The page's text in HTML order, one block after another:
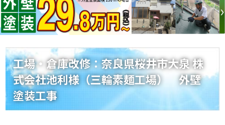
料金一覧 会社案内 ショールーム
のご紹介
来店予約 お問い合わせ
お見積り お電話
工場・倉庫改修：奈良県桜井市大泉 株
式会社池利様（三輪素麺工場） 外壁
塗装工事